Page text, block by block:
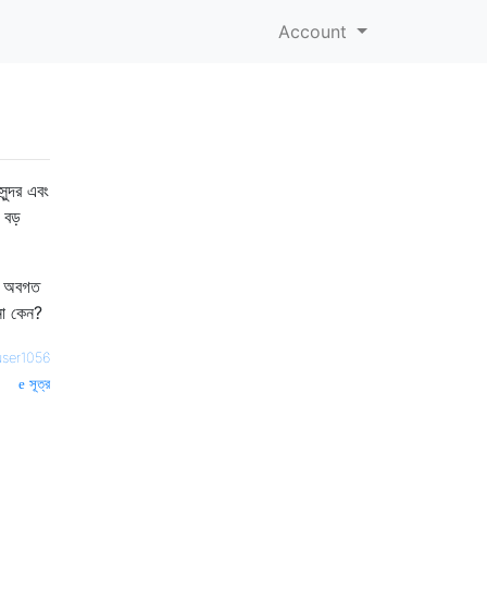
Account
এবং
বড়
অবগত
কেন?
সূত্র